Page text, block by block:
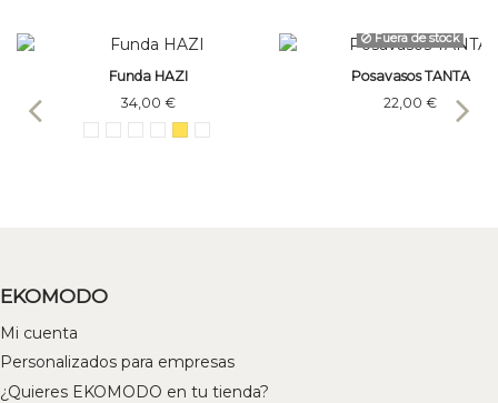
Funda HAZI
34,00 €
Fuera de stock
Posavasos TANTA
22,00 €
EKOMODO
Mi cuenta
Personalizados para empresas
¿Quieres EKOMODO en tu tienda?